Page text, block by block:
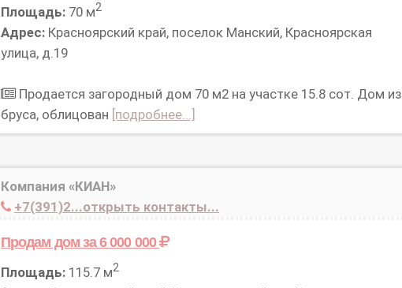
Площадь:70 м2
Адрес:Красноярский край, поселок Манский, Красноярская
улица, д.19
Продается загородный дом 70 м2 на участке 15.8 сот. Дом из
бруса, облицован [подробнее...]
Компания «КИАН»
+7(391)2...открыть контакты...
Продам домза 6 000 000
Площадь:115.7 м2